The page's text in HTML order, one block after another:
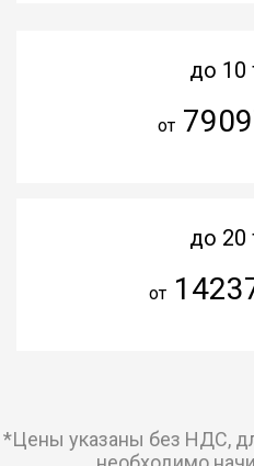
до 10
от
до 20
от
*Цены указаны без НДС,